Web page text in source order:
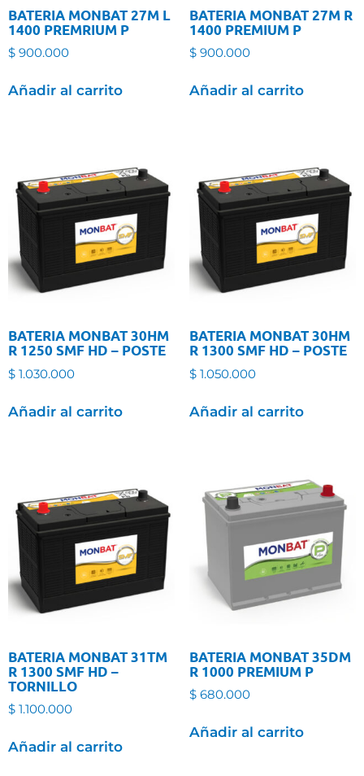
BATERIA MONBAT 27M L
1400 PREMRIUM P
$ 900.000
Añadir al carrito
BATERIA MONBAT 27M R
1400 PREMIUM P
$900.000
Añadir al carrito
BATERIA MONBAT 30HM
R 1250 SMF HD – POSTE
$ 1.030.000
Añadir al carrito
BATERIA MONBAT 30HM
R 1300 SMF HD – POSTE
$1.050.000
Añadir al carrito
BATERIA MONBAT 31TM
R 1300 SMF HD –
TORNILLO
$ 1.100.000
Añadir al carrito
BATERIA MONBAT 35DM
R 1000 PREMIUM P
$680.000
Añadir al carrito